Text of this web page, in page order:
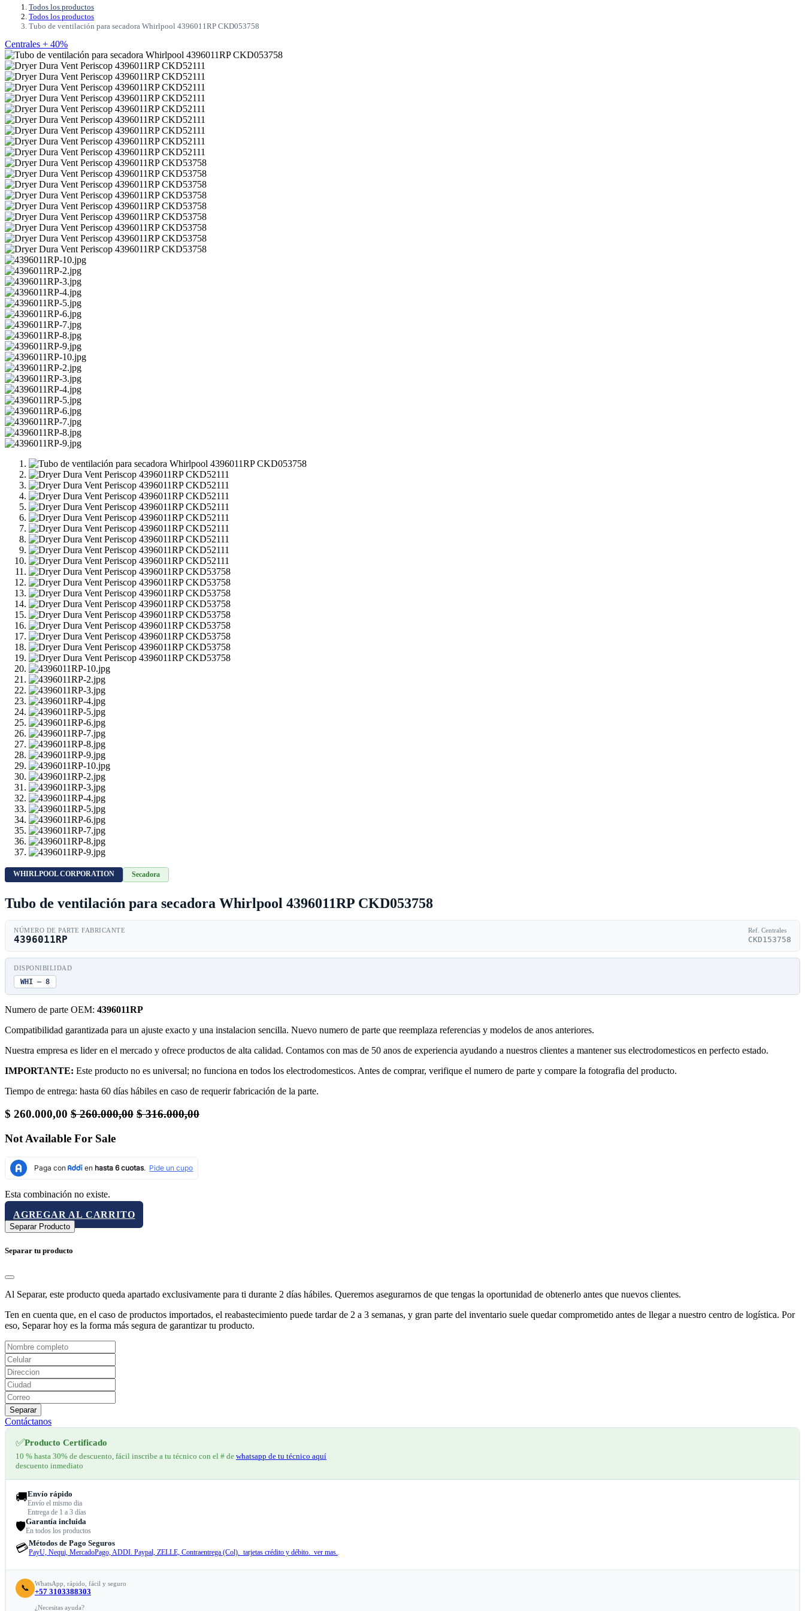
Todos los productos
Todos los productos
Tubo de ventilación para secadora Whirlpool 4396011RP CKD053758
Centrales + 40%
WHIRLPOOL CORPORATION Secadora
Tubo de ventilación para secadora Whirlpool 4396011RP CKD053758
NÚMERO DE PARTE FABRICANTE
4396011RP
Ref. Centrales
CKD153758
DISPONIBILIDAD
WHI — 8
Numero de parte OEM: 4396011RP
Compatibilidad garantizada para un ajuste exacto y una instalacion sencilla. Nuevo numero de parte que reemplaza referencias y modelos de anos anteriores.
Nuestra empresa es lider en el mercado y ofrece productos de alta calidad. Contamos con mas de 50 anos de experiencia ayudando a nuestros clientes a mantener sus electrodomesticos en perfecto estado.
IMPORTANTE: Este producto no es universal; no funciona en todos los electrodomesticos. Antes de comprar, verifique el numero de parte y compare la fotografia del producto.
Tiempo de entrega: hasta 60 días hábiles en caso de requerir fabricación de la parte.
$ 260.000,00 $260.000,00 $316.000,00
Not Available For Sale
Esta combinación no existe.
AGREGAR AL CARRITO
Separar Producto
Separar tu producto
Al Separar, este producto queda apartado exclusivamente para ti durante 2 días hábiles. Queremos asegurarnos de que tengas la oportunidad de obtenerlo antes que nuevos clientes.
Ten en cuenta que, en el caso de productos importados, el reabastecimiento puede tardar de 2 a 3 semanas, y gran parte del inventario suele quedar comprometido antes de llegar a nuestro centro de logística. Por
eso, Separar hoy es la forma más segura de garantizar tu producto.
Separar
Contáctanos
✅Producto Certificado
10 % hasta 30% de descuento, fácil inscribe a tu técnico con el # de whatsapp de tu técnico aquí
descuento inmediato
🚚Envío rápido
Envío el mismo dia
Entrega de 1 a 3 días
🛡️Garantía incluida
En todos los productos
💳Métodos de Pago Seguros
PayU, Nequi, MercadoPago, ADDI. Paypal, ZELLE, Contraentrega (Col). tarjetas crédito y débito. ver mas..
📞 WhatsApp, rápido, fácil y seguro
+57 3103388303
¿Necesitas ayuda?